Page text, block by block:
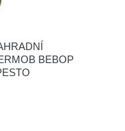
BEBOP